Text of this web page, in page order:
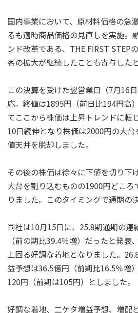
国内事業において、原材料価格の急
るも適時商品価格の見直しを実施。
ンド改革である、THE FIRST STEP
客の拡大が継続したことも寄与した
この決算を受けた翌営業日（7月16
応。終値は1895円（前日比194円高
てここから株価は上昇トレンドに転
10日続伸となり株価は2000円の大
値天井を脱却しました。
その後の株価は徐々に下値を切り下
大台を割り込むものの1900円どころ
りました。このタイミングで通期の
同社は10月15日に、25.8期通期の連
（前の期比39.4％増）だったと発表
上回る好調な着地となりました。
益予想は36.5億円（前期比16.5％増
120円（前期は105円）としました。
好調な着地、二ケタ増益予想、増配